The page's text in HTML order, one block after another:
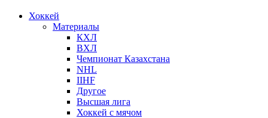
Хоккей
Материалы
КХЛ
ВХЛ
Чемпионат Казахстана
NHL
IIHF
Другое
Высшая лига
Хоккей с мячом